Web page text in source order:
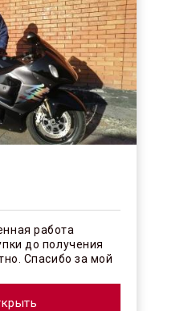
работа
до получения
Спасибо за мой